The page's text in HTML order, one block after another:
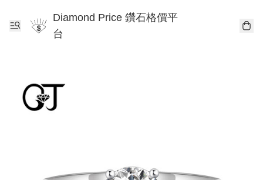
Diamond Price 鑽石格價平
台